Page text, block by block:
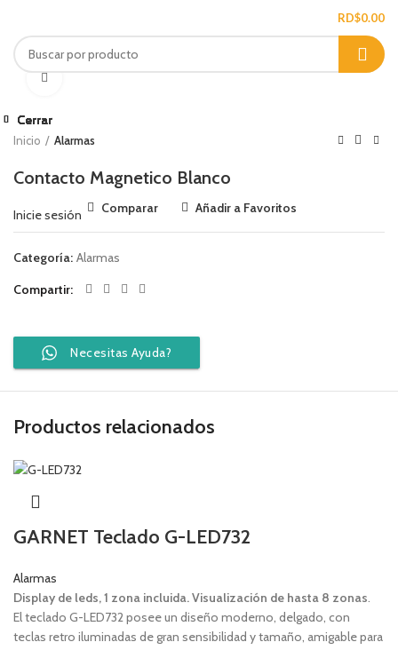
RD$0.00
Inicio Alarmas
Contacto Magnetico Blanco
Inicie sesión Comparar Añadir a Favoritos
Categoría: Alarmas
Compartir
Necesitas Ayuda?
Productos relacionados
Cerrar
GARNET Teclado G-LED732
Alarmas
Display de leds, 1 zona incluida. Visualización de hasta 8 zonas
El teclado G-LED732 posee un diseño moderno, delgado, con
teclas retro iluminadas de gran sensibilidad y tamaño, amigable para
Cerrar
Cerrar
Cerrar
Cerrar
Cerrar
Cerrar
Cerrar